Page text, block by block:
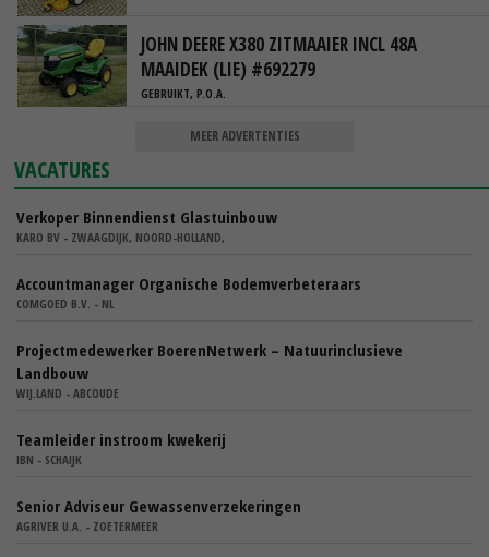
JOHN DEERE X380 ZITMAAIER INCL 48A
MAAIDEK (LIE) #692279
GEBRUIKT, P.O.A.
MEER ADVERTENTIES
VACATURES
Verkoper Binnendienst Glastuinbouw
KARO BV - ZWAAGDIJK, NOORD-HOLLAND,
Accountmanager Organische Bodemverbeteraars
COMGOED B.V. - NL
Projectmedewerker BoerenNetwerk – Natuurinclusieve
Landbouw
WIJ.LAND - ABCOUDE
Teamleider instroom kwekerij
IBN - SCHAIJK
Senior Adviseur Gewassenverzekeringen
AGRIVER U.A. - ZOETERMEER